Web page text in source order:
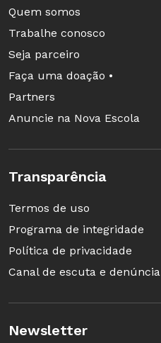
Quem somos
Trabalhe conosco
Seja parceiro
Faça uma doação •
Partners
Anuncie na Nova Escola
Transparência
Termos de uso
Programa de integridade
Política de privacidade
Canal de escuta e denúncia
Newsletter